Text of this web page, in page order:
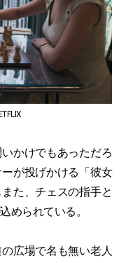
かけでもあっただろ
が投げかける「彼女
た、チェスの指手と
められている。
広場で名も無い老人